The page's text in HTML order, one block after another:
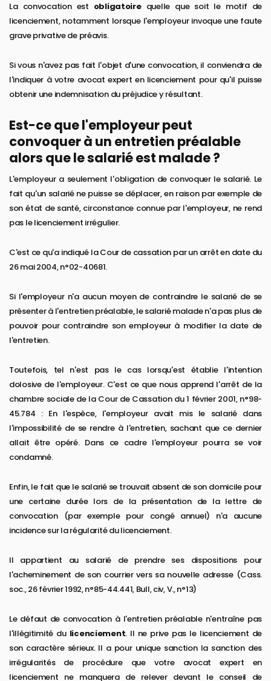
La convocation est obligatoirequelle que soit le motif de
licenciement, notamment lorsque l'employeur invoque une faute
grave privative de préavis.
Si vous n'avez pas fait l'objet d'une convocation, il conviendra de
l'indiquer à votre avocat expert en licenciement pour qu'il puisse
obtenir une indemnisation du préjudice y résultant.
Est-ce que l'employeur peut
convoquer à un entretien préalable
alors que le salarié est malade ?
L'employeur a seulement l'obligation de convoquer le salarié. Le
fait qu'un salarié ne puisse se déplacer, en raison par exemple de
son état de santé, circonstance connue par l'employeur, ne rend
pas le licenciement irrégulier.
C'est ce qu'a indiqué la Cour de cassation par un arrêt en date du
26 mai 2004, n°02-40681.
Si l'employeur n'a aucun moyen de contraindre le salarié de se
présenter à l'entretien préalable, le salarié malade n'a pas plus de
pouvoir pour contraindre son employeur à modifier la date de
l'entretien.
Toutefois, tel n'est pas le cas lorsqu'est établie l'intention
dolosive de l'employeur. C'est ce que nous apprend l'arrêt de la
chambre sociale de la Cour de Cassation du 1 février 2001, n°98-
45.784 : En l'espèce, l'employeur avait mis le salarié dans
l'impossibilité de se rendre à l'entretien, sachant que ce dernier
allait être opéré. Dans ce cadre l'employeur pourra se voir
condamné.
Enfin, le fait que le salarié se trouvait absent de son domicile pour
une certaine durée lors de la présentation de la lettre de
convocation (par exemple pour congé annuel) n'a aucune
incidence sur la régularité du licenciement.
Il appartient au salarié de prendre ses dispositions pour
l'acheminement de son courrier vers sa nouvelle adresse (Cass.
soc., 26 février 1992, n°85-44.441, Bull, civ, V., n°13)
Le défaut de convocation à l'entretien préalable n'entraîne pas
l'illégitimité du licenciement. Il ne prive pas le licenciement de
son caractère sérieux. Il a pour unique sanction la sanction des
irrégularités de procédure que votre avocat expert en
licenciement ne manquera de relever devant le conseil de